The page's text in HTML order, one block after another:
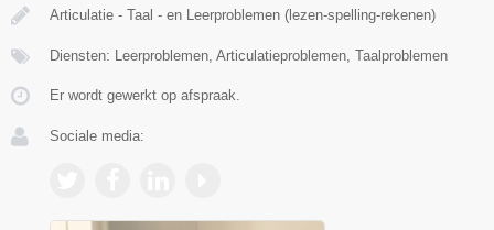
Articulatie - Taal - en Leerproblemen (lezen-spelling-rekenen)
Diensten: Leerproblemen, Articulatieproblemen, Taalproblemen
Er wordt gewerkt op afspraak.
Sociale media: